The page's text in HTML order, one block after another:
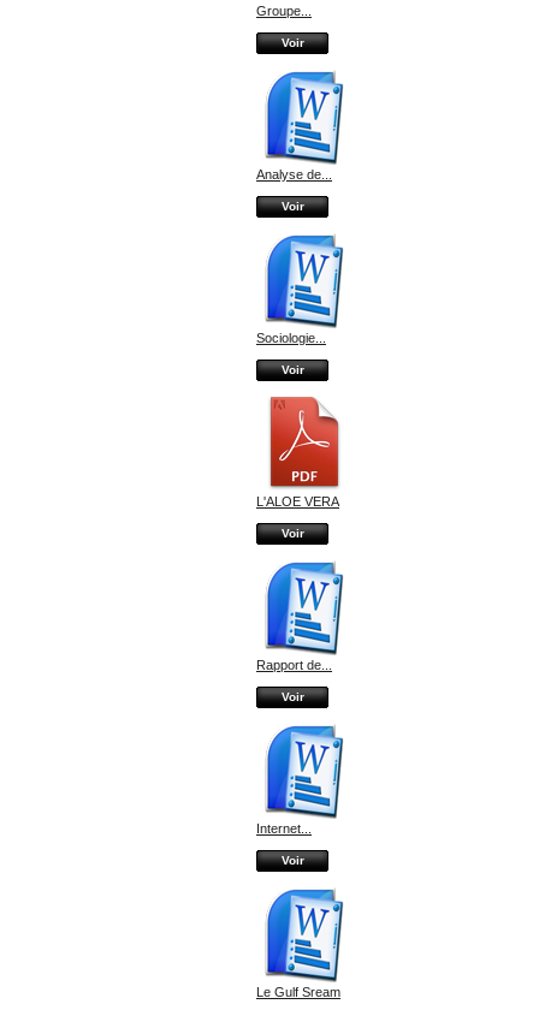
Groupe...
Voir
Analyse de...
Voir
Sociologie...
Voir
L'ALOE VERA
Voir
Rapport de...
Voir
Internet...
Voir
Le Gulf Sream